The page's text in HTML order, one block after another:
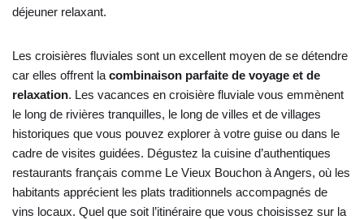
déjeuner relaxant.
Les croisières fluviales sont un excellent moyen de se détendre
car elles offrent la combinaison parfaite de voyage et de
relaxation. Les vacances en croisière fluviale vous emmènent
le long de rivières tranquilles, le long de villes et de villages
historiques que vous pouvez explorer à votre guise ou dans le
cadre de visites guidées. Dégustez la cuisine d’authentiques
restaurants français comme Le Vieux Bouchon à Angers, où les
habitants apprécient les plats traditionnels accompagnés de
vins locaux. Quel que soit l’itinéraire que vous choisissez sur la